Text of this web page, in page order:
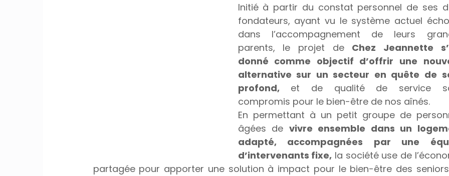
Initié à partir du constat personnel de ses
fondateurs, ayant vu le système actuel
dans l’accompagnement de leurs
parents, le projet de Chez Jeannette
donné comme objectif d’offrir une
alternative sur un secteur en quête de
profond, et de qualité de service
compromis pour le bien-être de nos aînés.
En permettant à un petit groupe de
âgées de vivre ensemble dans un
adapté, accompagnées par une
d’intervenants fixe, la société use de
partagée pour apporter une solution à impact pour le bien-être des